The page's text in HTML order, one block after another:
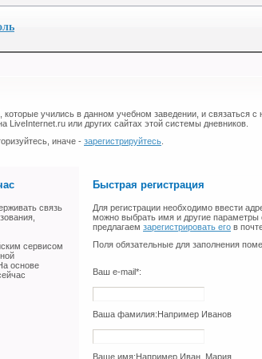
которые учились в данном учебном заведении, и связаться с
LiveInternet.ru или других сайтах этой системы дневников.
иначе - зарегистрируйтесь
связь
сервисом
основе
Быстрая регистрация
Для регистрации необходимо ввести
можно выбрать имя и другие параметры
предлагаем зарегистрировать его в
Поля обязательные для заполнения
Ваш e-mail*:
Ваша фамилия: Например Иванов
Ваше имя: Например Иван, Мария